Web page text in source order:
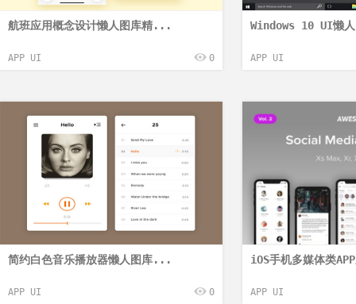
航班应用概念设计懒人图库精...
APP UI 0
Windows 10 UI懒
APP UI
简约白色音乐播放器懒人图库...
APP UI 0
iOS手机多媒体类
APP UI